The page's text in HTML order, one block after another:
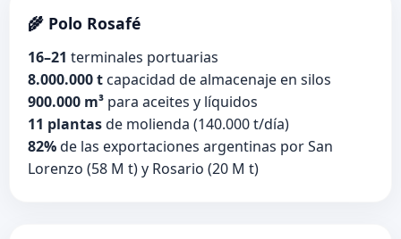
🌾 Polo Rosafé
16–21 terminales portuarias
8.000.000 t capacidad de almacenaje en silos
900.000 m³ para aceites y líquidos
11 plantasde molienda (140.000 t/día)
82%de las exportaciones argentinas por San
Lorenzo (58 M t) y Rosario (20 M t)